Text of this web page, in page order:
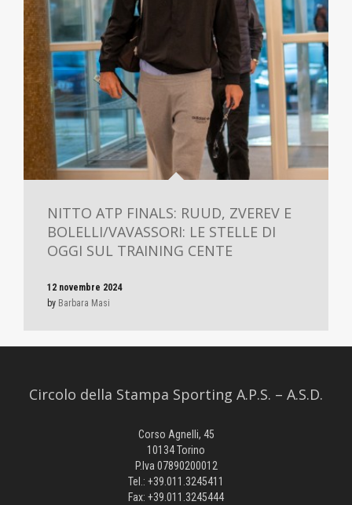
NITTO ATP FINALS: RUUD, ZVEREV E
BOLELLI/VAVASSORI: LE STELLE DI
OGGI SUL TRAINING CENTE
12 novembre 2024
by Barbara Masi
Circolo della Stampa Sporting A.P.S. – A.S.D.
Corso Agnelli, 45
10134 Torino
P.Iva 07890200012
Tel.: +39.011.3245411
Fax: +39.011.3245444